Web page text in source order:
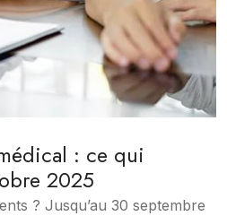
: ce qui
2025
? Jusqu’au 30 septembre